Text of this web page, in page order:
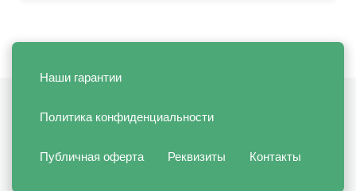
Наши гарантии
Политика конфиденциальности
Публичная оферта Реквизиты Контакты